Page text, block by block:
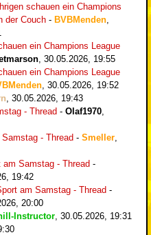
schauen ein Champions
der Couch - BVBMenden
ein Champions League
30.05.2026, 19:55
ein Champions League
30.05.2026, 19:52
30.05.2026, 19:43
- Thread - Olaf1970
- Thread - Smeller
am Samstag - Thread -
19:42
am Samstag - Thread -
20:00
Instructor 30.05.2026, 19:31